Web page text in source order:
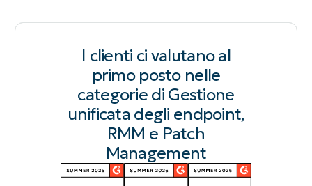
I clienti ci valutano al
primo posto nelle
categorie di Gestione
unificata degli endpoint,
RMM e Patch
Management